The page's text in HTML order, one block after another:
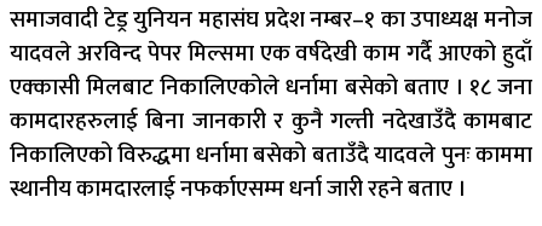
समाजवादी टेड्र युनियन महासंघ प्रदेश नम्बर–१ का उपाध्यक्ष मनोज
यादवले अरविन्द पेपर मिल्समा एक वर्षदेखी काम गर्दै आएको हुदाँ
एक्कासी मिलबाट निकालिएकोले धर्नामा बसेको बताए । १८ जना
कामदारहरुलाई बिना जानकारी र कुनै गल्ती नदेखाउँदै कामबाट
निकालिएको विरुद्धमा धर्नामा बसेको बताउँदै यादवले पुनः काममा
स्थानीय कामदारलाई नफर्काएसम्म धर्ना जारी रहने बताए ।